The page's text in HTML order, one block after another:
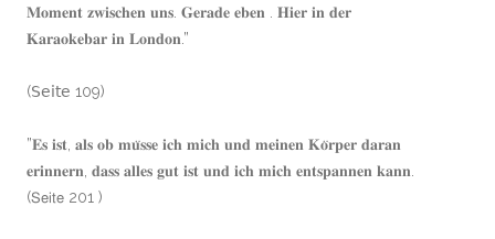
𝐌𝐨𝐦𝐞𝐧𝐭 𝐳𝐰𝐢𝐬𝐜𝐡𝐞𝐧 𝐮𝐧𝐬. 𝐆𝐞𝐫𝐚𝐝𝐞 𝐞𝐛𝐞𝐧 . 𝐇𝐢𝐞𝐫 𝐢𝐧 𝐝𝐞𝐫
𝐊𝐚𝐫𝐚𝐨𝐤𝐞𝐛𝐚𝐫 𝐢𝐧 𝐋𝐨𝐧𝐝𝐨𝐧.”
(𝖲𝖾𝗂𝗍𝖾 109)
”𝐄𝐬 𝐢𝐬𝐭, 𝐚𝐥𝐬 𝐨𝐛 𝐦𝐮̈𝐬𝐬𝐞 𝐢𝐜𝐡 𝐦𝐢𝐜𝐡 𝐮𝐧𝐝 𝐦𝐞𝐢𝐧𝐞𝐧 𝐊𝐨̈𝐫𝐩𝐞𝐫 𝐝𝐚𝐫𝐚𝐧
𝐞𝐫𝐢𝐧𝐧𝐞𝐫𝐧, 𝐝𝐚𝐬𝐬 𝐚𝐥𝐥𝐞𝐬 𝐠𝐮𝐭 𝐢𝐬𝐭 𝐮𝐧𝐝 𝐢𝐜𝐡 𝐦𝐢𝐜𝐡 𝐞𝐧𝐭𝐬𝐩𝐚𝐧𝐧𝐞𝐧 𝐤𝐚𝐧𝐧.
(𝖲𝖾𝗂𝗍𝖾 201 )